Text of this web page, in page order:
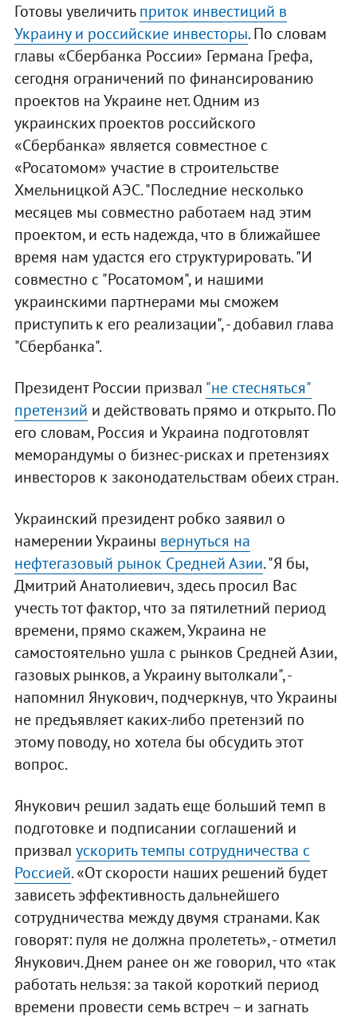
Готовы увеличитьприток инвестиций в
Украину и российские инвесторы. По словам
главы «Сбербанка России» Германа Грефа,
сегодня ограничений по финансированию
проектов на Украине нет. Одним из
украинских проектов российского
«Сбербанка» является совместное с
«Росатомом» участие в строительстве
Хмельницкой АЭС. "Последние несколько
месяцев мы совместно работаем над этим
проектом, и есть надежда, что в ближайшее
время нам удастся его структурировать. "И
совместно с "Росатомом", и нашими
украинскими партнерами мы сможем
приступить к его реализации", - добавил глава
"Сбербанка".
Президент России призвал "не стесняться"
претензий и действовать прямо и открыто. По
его словам, Россия и Украина подготовлят
меморандумы о бизнес-рисках и претензиях
инвесторов к законодательствам обеих стран.
Украинский президент робко заявил о
намерении Украины вернуться на
нефтегазовый рынок Средней Азии. "Я бы,
Дмитрий Анатолиевич, здесь просил Вас
учесть тот фактор, что за пятилетний период
времени, прямо скажем, Украина не
самостоятельно ушла с рынков Средней Азии,
газовых рынков, а Украину вытолкали", -
напомнил Янукович, подчеркнув, что Украины
не предъявляет каких-либо претензий по
этому поводу, но хотела бы обсудить этот
вопрос.
Янукович решил задать еще больший темп в
подготовке и подписании соглашений и
призвал ускорить темпы сотрудничества с
Россией. «От скорости наших решений будет
зависеть эффективность дальнейшего
сотрудничества между двумя странами. Как
говорят: пуля не должна пролететь», - отметил
Янукович. Днем ранее он же говорил, что «так
работать нельзя: за такой короткий период
времени провести семь встреч – и загнать